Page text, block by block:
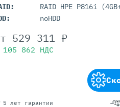
RAID HPE P816i
noHDD
5 лет гарантии
529 311 ₽
105 862 НДС